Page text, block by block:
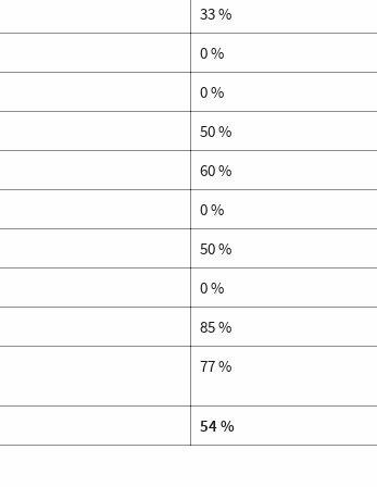
33 %
0 %
0 %
50 %
60 %
0 %
50 %
0 %
85 %
77 %
54 %